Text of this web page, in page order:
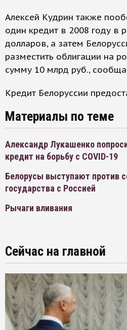
Алексей Кудрин также
один кредит в 2008 году в
долларов, а затем
разместить облигации на
сумму 10 млрд руб.,
Кредит Белоруссии
Материалы по теме
Александр Лукашенко
кредит на борьбу с COVID-19
Белорусы выступают против
государства с Россией
Рычаги вливания
Сейчас на главной